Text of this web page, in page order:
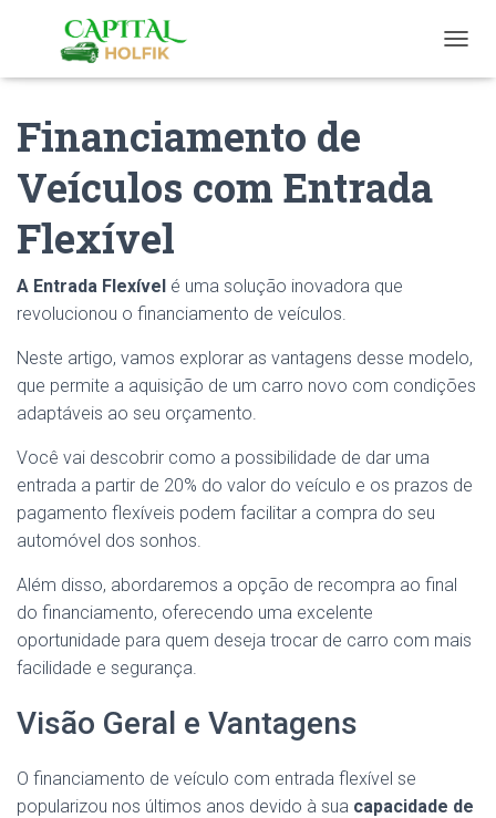
O
O
Financiamento de
Veículos com Entrada
Flexível
A Entrada Flexível é uma solução inovadora que
revolucionou o financiamento de veículos.
Neste artigo, vamos explorar as vantagens desse modelo,
que permite a aquisição de um carro novo com condições
adaptáveis ao seu orçamento.
Você vai descobrir como a possibilidade de dar uma
entrada a partir de 20% do valor do veículo e os prazos de
pagamento flexíveis podem facilitar a compra do seu
automóvel dos sonhos.
Além disso, abordaremos a opção de recompra ao final
do financiamento, oferecendo uma excelente
oportunidade para quem deseja trocar de carro com mais
facilidade e segurança.
Visão Geral e Vantagens
O financiamento de veículo com entrada flexível se
popularizou nos últimos anos devido à sua capacidade de